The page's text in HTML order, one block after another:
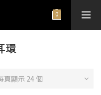
環
頁顯示 24 個